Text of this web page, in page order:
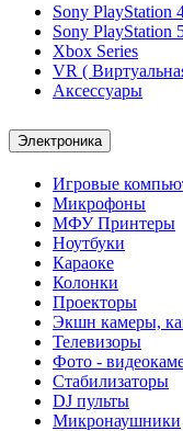
Sony PlayStation
Sony PlayStation
Xbox Series
VR (
Аксессуары
Электроника
Игровые
Микрофоны
МФУ Принтеры
Ноутбуки
Караоке
Колонки
Проекторы
Экшн камеры,
Телевизоры
Фото -
Стабилизаторы
DJ пульты
Микронаушники